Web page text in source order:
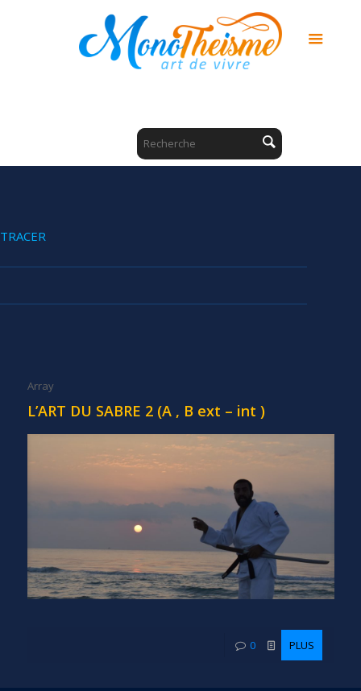
TRACER
Array
L’ART DU SABRE 2 (A , B ext – int )
0 PLUS